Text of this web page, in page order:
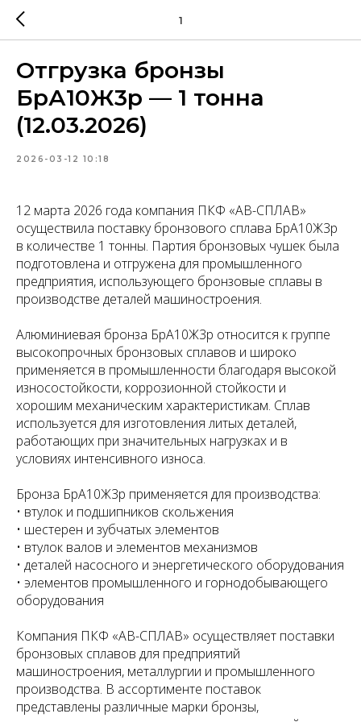
1
Отгрузка бронзы
БрА10Ж3р — 1 тонна
(12.03.2026)
2026-03-12 10:18
12 марта 2026 года компания ПКФ «АВ-СПЛАВ»
осуществила поставку бронзового сплава БрА10Ж3р
в количестве 1 тонны. Партия бронзовых чушек была
подготовлена и отгружена для промышленного
предприятия, использующего бронзовые сплавы в
производстве деталей машиностроения.
Алюминиевая бронза БрА10Ж3р относится к группе
высокопрочных бронзовых сплавов и широко
применяется в промышленности благодаря высокой
износостойкости, коррозионной стойкости и
хорошим механическим характеристикам. Сплав
используется для изготовления литых деталей,
работающих при значительных нагрузках и в
условиях интенсивного износа.
Бронза БрА10Ж3р применяется для производства:
• втулок и подшипников скольжения
• шестерен и зубчатых элементов
• втулок валов и элементов механизмов
• деталей насосного и энергетического оборудования
• элементов промышленного и горнодобывающего
оборудования
Компания ПКФ «АВ-СПЛАВ» осуществляет поставки
бронзовых сплавов для предприятий
машиностроения, металлургии и промышленного
производства. В ассортименте поставок
представлены различные марки бронзы,